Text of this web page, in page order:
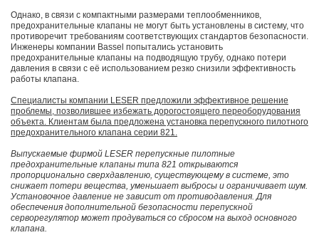
Однако, в связи с компактными размерами теплообменников,
предохранительные клапаны не могут быть установлены в систему, что
противоречит требованиям соответствующих стандартов безопасности.
Инженеры компании Bassel попытались установить
предохранительные клапаны на подводящую трубу, однако потери
давления в связи с её использованием резко снизили эффективность
работы клапана.
Специалисты компании LESER предложили эффективное решение
проблемы, позволившее избежать дорогостоящего переоборудования
объекта. Клиентам была предложена установка перепускного пилотного
предохранительного клапана серии 821.
Выпускаемые фирмой LESER перепускные пилотные
предохранительные клапаны типа 821 открываются
пропорционально сверхдавлению, существующему в системе, это
снижает потери вещества, уменьшает выбросы и ограничивает шум.
Установочное давление не зависит от противодавления. Для
обеспечения дополнительной безопасности перепускной
серворегулятор может продуваться со сбросом на выход основного
клапана.